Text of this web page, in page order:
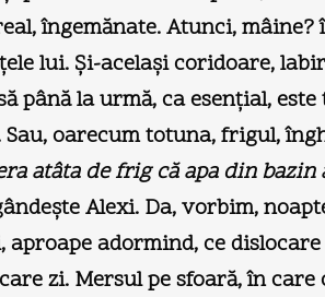
îngemănate. Atunci,
lui. Şi-acelaşi coridoare,
până la urmă, ca esenţial,
oarecum totuna, frigul,
atâta de frig că apa din bazin
Alexi. Da, vorbim,
aproape adormind, ce
zi. Mersul pe sfoară, în